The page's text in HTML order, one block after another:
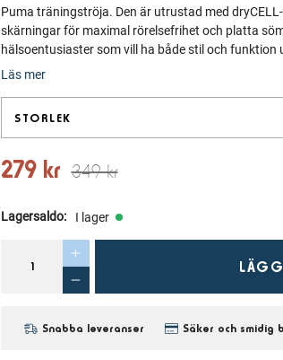
Puma träningströja. Den är utrustad med
skärningar för maximal rörelsefrihet och platta
hälsoentusiaster som vill ha både stil och funktion
Läs mer
STORLEK
279 kr 349 kr
Lagersaldo: I lager
Snabba leveranser Säker och smidig